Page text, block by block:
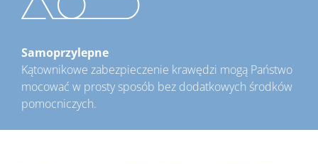
Samoprzylepne
Kątownikowe zabezpieczenie krawędzi mogą Państwo
mocować w prosty sposób bez dodatkowych środków
pomocniczych.